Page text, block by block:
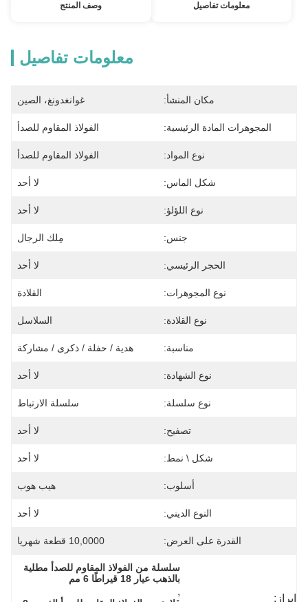
معلومات تفاصيل وصف المنتج
معلومات تفاصيل
مكان المنشأ: غوانغدونغ، الصين
المجوهرات المادة الرئيسية: الفولاذ المقاوم للصدأ
نوع المواد: الفولاذ المقاوم للصدأ
شكل الماس: لا أحد
نوع اللؤلؤ: لا أحد
جنس: مِلك الرجال
الحجر الرئيسي: لا أحد
نوع المجوهرات: القلادة
نوع القلادة: السلاسل
مناسبة: هدية / حفلة / ذكرى / مشاركة
نوع الشهادة: لا أحد
نوع سلسلة: سلسلة الارتباط
تصفيح: لا أحد
شكل \ نمط: لا أحد
أسلوب: هيب هوب
النوع الديني: لا أحد
القدرة على العرض: 10,0000 قطعة شهريا
إبراز:
بالذهب عيار 18 قيراطًا 6 مم
,